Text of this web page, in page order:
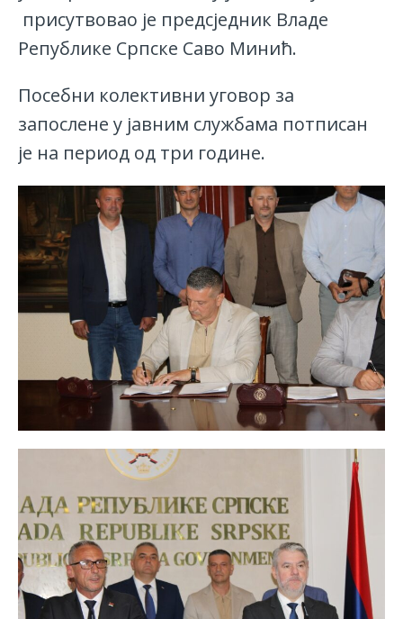
присутвовао је предсједник Владе
Републике Српске Саво Минић.
Посебни колективни уговор за
запослене у јавним службама потписан
је на период од три године.